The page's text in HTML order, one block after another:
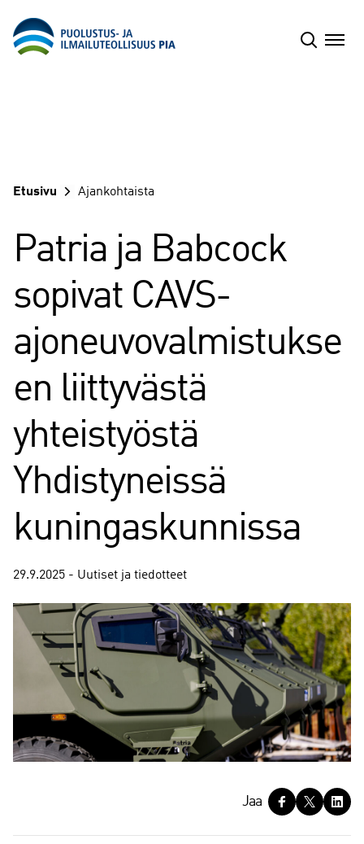
sisältöön
Etusivu Ajankohtaista
Patria ja Babcock
sopivat CAVS-
ajoneuvovalmistukse
en liittyvästä
yhteistyöstä
Yhdistyneissä
kuningaskunnissa
29.9.2025 - Uutiset ja tiedotteet
a
Jaa